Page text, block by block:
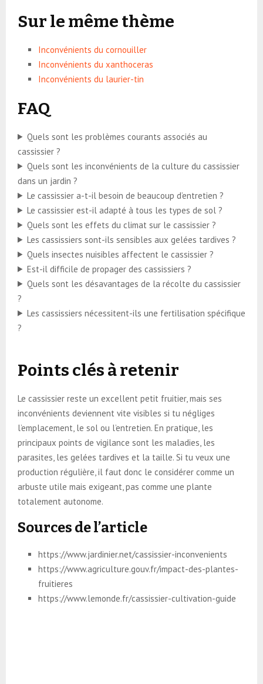
Sur le même thème
Inconvénients du cornouiller
Inconvénients du xanthoceras
Inconvénients du laurier-tin
FAQ
Quels sont les problèmes courants associés au
cassissier ?
Quels sont les inconvénients de la culture du cassissier
dans un jardin ?
Le cassissier a-t-il besoin de beaucoup d’entretien ?
Le cassissier est-il adapté à tous les types de sol ?
Quels sont les effets du climat sur le cassissier ?
Les cassissiers sont-ils sensibles aux gelées tardives ?
Quels insectes nuisibles affectent le cassissier ?
Est-il difficile de propager des cassissiers ?
Quels sont les désavantages de la récolte du cassissier
?
Les cassissiers nécessitent-ils une fertilisation spécifique
?
Points clés à retenir
Le cassissier reste un excellent petit fruitier, mais ses
inconvénients deviennent vite visibles si tu négliges
l’emplacement, le sol ou l’entretien. En pratique, les
principaux points de vigilance sont les maladies, les
parasites, les gelées tardives et la taille. Si tu veux une
production régulière, il faut donc le considérer comme un
arbuste utile mais exigeant, pas comme une plante
totalement autonome.
Sources de l’article
https://www.jardinier.net/cassissier-inconvenients
https://www.agriculture.gouv.fr/impact-des-plantes-
fruitieres
https://www.lemonde.fr/cassissier-cultivation-guide